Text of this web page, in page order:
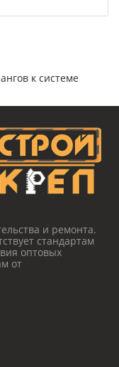
к системе
и ремонта.
стандартам
оптовых
от